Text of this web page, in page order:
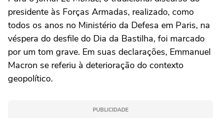
presidente às Forças Armadas, realizado, como
todos os anos no Ministério da Defesa em Paris, na
véspera do desfile do Dia da Bastilha, foi marcado
por um tom grave. Em suas declarações, Emmanuel
Macron se referiu à deterioração do contexto
geopolítico.
PUBLICIDADE